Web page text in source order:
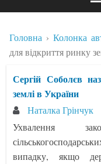
Головна Колонка
для відкриття ринку
Сергій Соболєв
землі в України
Наталка Грінчук
Ухвалення
випадку, якщо